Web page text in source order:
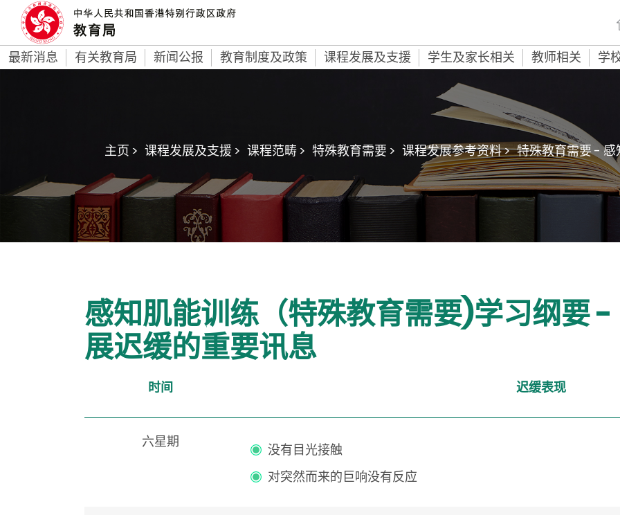
最新消息 有关教育局 新闻公报 教育制度及政策 课程发展及支援 学生及家长相关 教师相关 学
主页 > 课程发展及支援 > 课程范畴 > 特殊教育需要 > 课程发展参考资料 > 特殊教育需要 -
感知肌能训练（特殊教育需要)学习纲要
展迟缓的重要讯息
时间 迟缓表现
六星期
没有目光接触
对突然而来的巨响没有反应